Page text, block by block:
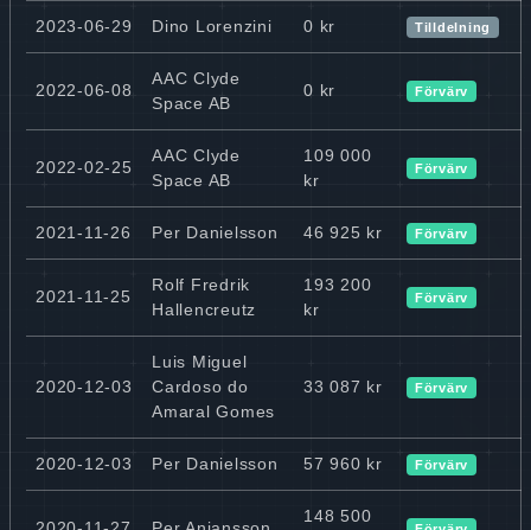
2023-06-29 Dino Lorenzini 0 kr Tilldelning
2022-06-08
AAC Clyde
Space AB
0 kr Förvärv
2022-02-25
AAC Clyde
Space AB
109 000
kr
Förvärv
2021-11-26 Per Danielsson 46 925 kr Förvärv
2021-11-25
Rolf Fredrik
Hallencreutz
193 200
kr
Förvärv
2020-12-03
Luis Miguel
Cardoso do
Amaral Gomes
33 087 kr Förvärv
2020-12-03 Per Danielsson 57 960 kr Förvärv
148 500